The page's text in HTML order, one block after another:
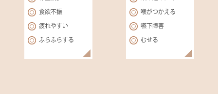
食欲不振
疲れやすい
ふらふらする
喉がつかえる
嚥下障害
むせる